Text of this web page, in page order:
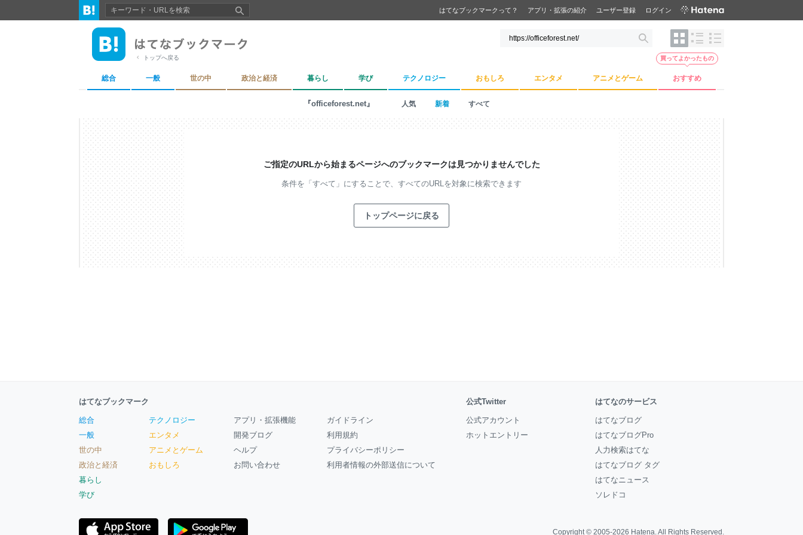
はてなブックマークって？ アプリ・拡張の紹介 ユーザー登録 ログイン
トップへ戻る
総合 一般 世の中 政治と経済 暮らし 学び テクノロジー おもしろ エンタメ アニメとゲーム おすすめ
買ってよかったもの
『officeforest.net』 人気 新着 すべて
ご指定のURLから始まるページへのブックマークは見つかりませんでした
条件を「すべて」にすることで、 すべてのURLを対象に検索できます
トップページに戻る
はてなブックマーク
総合
一般
世の中
政治と経済
暮らし
学び
テクノロジー
エンタメ
アニメとゲーム
おもしろ
アプリ・拡張機能
開発ブログ
ヘルプ
お問い合わせ
ガイドライン
利用規約
プライバシーポリシー
利用者情報の外部送信について
公式Twitter
公式アカウント
ホットエントリー
はてなのサービス
はてなブログ
はてなブログPro
人力検索はてな
はてなブログ タグ
はてなニュース
ソレドコ
Copyright © 2005-2026 Hatena. All Rights Reserved.